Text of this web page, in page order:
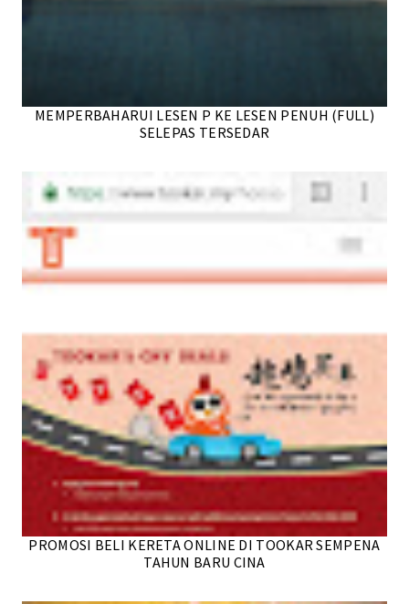
MEMPERBAHARUI LESEN P KE LESEN PENUH (FULL)
SELEPAS TERSEDAR
PROMOSI BELI KERETA ONLINE DI TOOKAR SEMPENA
TAHUN BARU CINA